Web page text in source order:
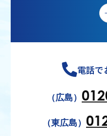
電話で
（広島）
（東広島）